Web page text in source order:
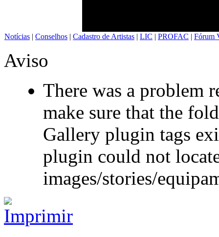
Notícias | Conselhos | Cadastro de Artistas | LIC | PROFAC | Fórum
Aviso
There was a problem
make sure that the
Gallery plugin tags
plugin could not
images/stories/